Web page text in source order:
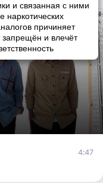
и связанная с ними
наркотических
причиняет
и влечёт
4:47